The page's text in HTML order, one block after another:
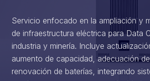
Servicio enfocado en la ampliación y
de infraestructura eléctrica para Data
industria y minería. Incluye
aumento de capacidad, adecuación
renovación de baterías, integrando